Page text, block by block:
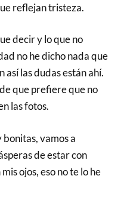
reflejan tristeza.
decir y lo que no
no he dicho nada que
así las dudas están ahí.
que prefiere que no
las fotos.
vamos a
de estar con
ojos, eso no te lo he